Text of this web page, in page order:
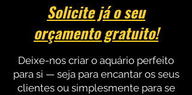
Solicite já o seu
orçamento gratuito!
Deixe-nos criar o aquário perfeito
para si — seja para encantar os seus
clientes ou simplesmente para se